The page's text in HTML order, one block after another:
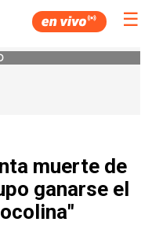
☰
muerte de
ganarse el